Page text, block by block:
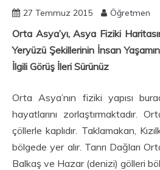
27 Temmuz 2015 Öğretmen
Orta Asya’yı, Asya Fiziki
Yeryüzü Şekillerinin İnsan
İlgili Görüş İleri Sürünüz
Orta Asya’nın fiziki yapısı
hayatlarını zorlaştırmaktadır.
çöllerle kaplıdır. Taklamakan,
bölgede yer alır. Tanrı Dağları
Balkaş ve Hazar (denizi) gölleri